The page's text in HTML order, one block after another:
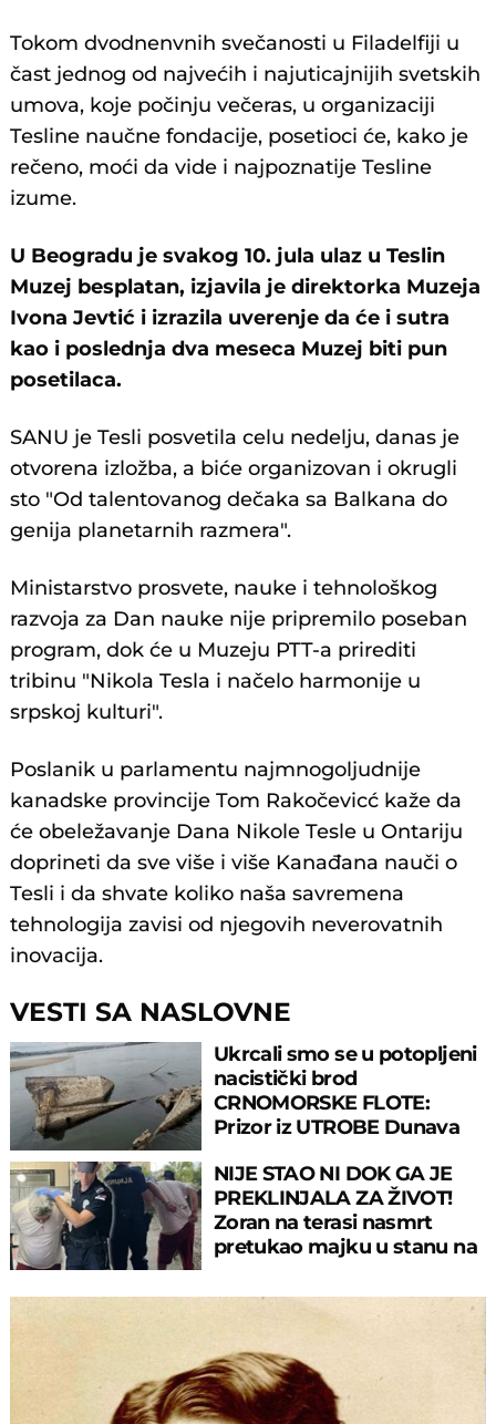
Tokom dvodnenvnih svečanosti u Filadelfiji u
čast jednog od najvećih i najuticajnijih svetskih
umova, koje počinju večeras, u organizaciji
Tesline naučne fondacije, posetioci će, kako je
rečeno, moći da vide i najpoznatije Tesline
izume.
U Beogradu je svakog 10. jula ulaz u Teslin
Muzej besplatan, izjavila je direktorka Muzeja
Ivona Jevtić i izrazila uverenje da će i sutra
kao i poslednja dva meseca Muzej biti pun
posetilaca.
SANU je Tesli posvetila celu nedelju, danas je
otvorena izložba, a biće organizovan i okrugli
sto "Od talentovanog dečaka sa Balkana do
genija planetarnih razmera".
Ministarstvo prosvete, nauke i tehnološkog
razvoja za Dan nauke nije pripremilo poseban
program, dok će u Muzeju PTT-a prirediti
tribinu "Nikola Tesla i načelo harmonije u
srpskoj kulturi".
Poslanik u parlamentu najmnogoljudnije
kanadske provincije Tom Rakočevicć kaže da
će obeležavanje Dana Nikole Tesle u Ontariju
doprineti da sve više i više Kanađana nauči o
Tesli i da shvate koliko naša savremena
tehnologija zavisi od njegovih neverovatnih
inovacija.
VESTI SA NASLOVNE
Ukrcali smo se u potopljeni
nacistički brod
CRNOMORSKE FLOTE:
Prizor iz UTROBE Dunava
NIJE STAO NI DOK GA JE
PREKLINJALA ZA ŽIVOT!
Zoran na terasi nasmrt
pretukao majku u stanu na